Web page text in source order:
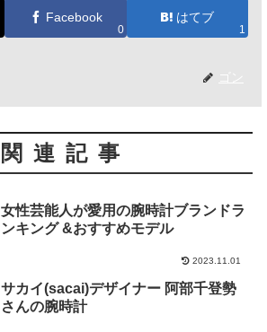
Facebook
0
はてブ
1
ゴン
関連記事
女性芸能人が愛用の腕時計ブランドラ
ンキング &おすすめモデル
2023.11.01
サカイ(sacai)デザイナー 阿部千登勢
さんの腕時計